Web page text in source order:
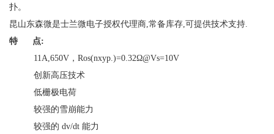
扑。
昆山东森微是士兰微电子授权代理商,常备库存,可提供技术支持.
特 点:
11A,650V，Ros(nxyp.)=0.32Ω@Vs=10V
创新高压技术
低栅极电荷
较强的雪崩能力
较强的 dv/dt 能力